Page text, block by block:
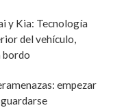
y Kia: Tecnología
del vehículo,
bordo
empezar